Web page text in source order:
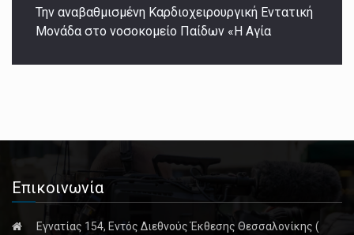
Την αναβαθμισμένη Καρδιοχειρουργική Εντατική
Μονάδα στο νοσοκομείο Παίδων «Η Αγία
Επικοινωνία
Εγνατίας 154, Εντός Διεθνούς Έκθεσης Θεσσαλονίκης (